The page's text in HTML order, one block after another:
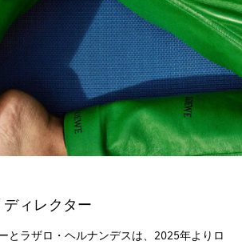
ィレクター
とラザロ・ヘルナンデスは、2025年よりロ